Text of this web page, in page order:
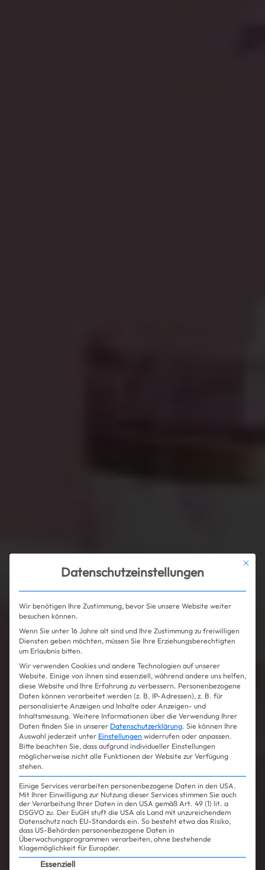
Mit
Datenschutzeinstellungen
Wir benötigen Ihre Zustimmung, bevor Sie unsere Website weiter
besuchen können.
Wenn Sie unter 16 Jahre alt sind und Ihre Zustimmung zu freiwilligen
Diensten geben möchten, müssen Sie Ihre Erziehungsberechtigten
um Erlaubnis bitten.
Wir verwenden Cookies und andere Technologien auf unserer
Website. Einige von ihnen sind essenziell, während andere uns helfen,
diese Website und Ihre Erfahrung zu verbessern. Personenbezogene
Daten können verarbeitet werden (z. B. IP-Adressen), z. B. für
personalisierte Anzeigen und Inhalte oder Anzeigen- und
Inhaltsmessung. Weitere Informationen über die Verwendung Ihrer
Daten finden Sie in unserer Datenschutzerklärung. Sie können Ihre
Auswahl jederzeit unter Einstellungen widerrufen oder anpassen.
Bitte beachten Sie, dass aufgrund individueller Einstellungen
möglicherweise nicht alle Funktionen der Website zur Verfügung
stehen.
Einige Services verarbeiten personenbezogene Daten in den USA.
Mit Ihrer Einwilligung zur Nutzung dieser Services stimmen Sie auch
der Verarbeitung Ihrer Daten in den USA gemäß Art. 49 (1) lit. a
DSGVO zu. Der EuGH stuft die USA als Land mit unzureichendem
Datenschutz nach EU-Standards ein. So besteht etwa das Risiko,
dass US-Behörden personenbezogene Daten in
Überwachungsprogrammen verarbeiten, ohne bestehende
Klagemöglichkeit für Europäer.
Es folgt eine Liste der Service-Gruppen, für die
Essenziell